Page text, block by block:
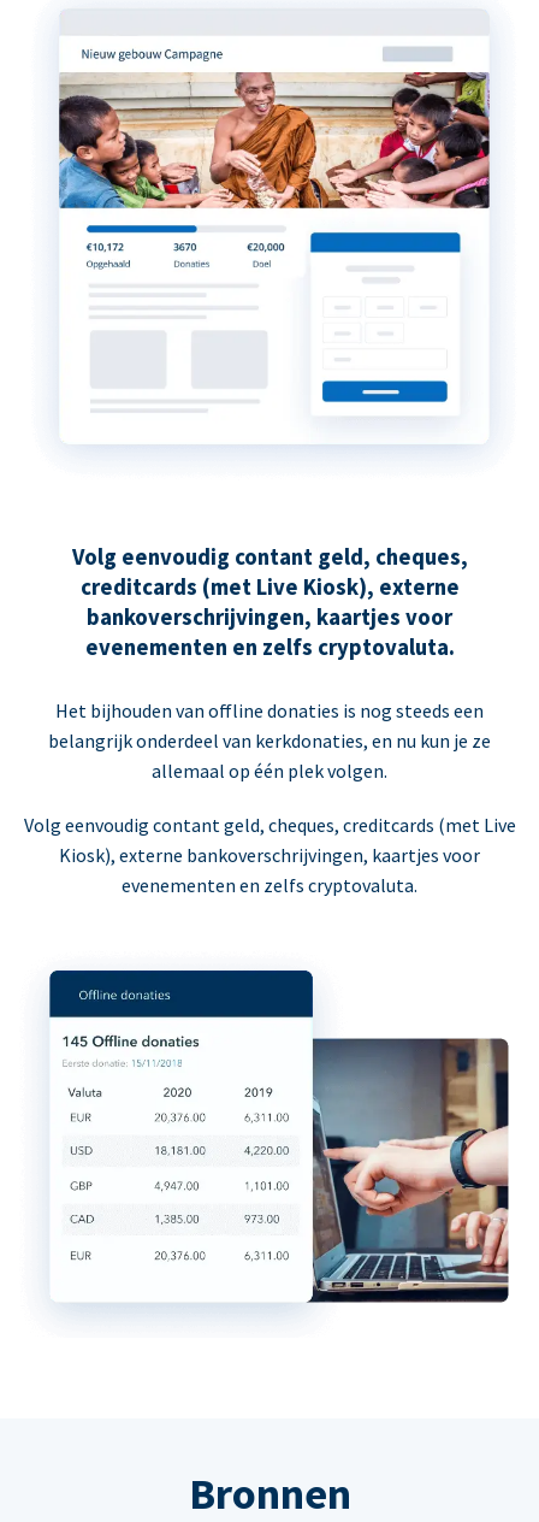
Volg eenvoudig contant geld, cheques,
creditcards (met Live Kiosk), externe
bankoverschrijvingen, kaartjes voor
evenementen en zelfs cryptovaluta.
Het bijhouden van offline donaties is nog steeds een
belangrijk onderdeel van kerkdonaties, en nu kun je ze
allemaal op één plek volgen.
Volg eenvoudig contant geld, cheques, creditcards (met Live
Kiosk), externe bankoverschrijvingen, kaartjes voor
evenementen en zelfs cryptovaluta.
Bronnen